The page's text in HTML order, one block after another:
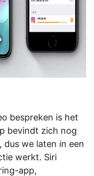
bespreken is het
bevindt zich nog
we laten in een
werkt. Siri
app,